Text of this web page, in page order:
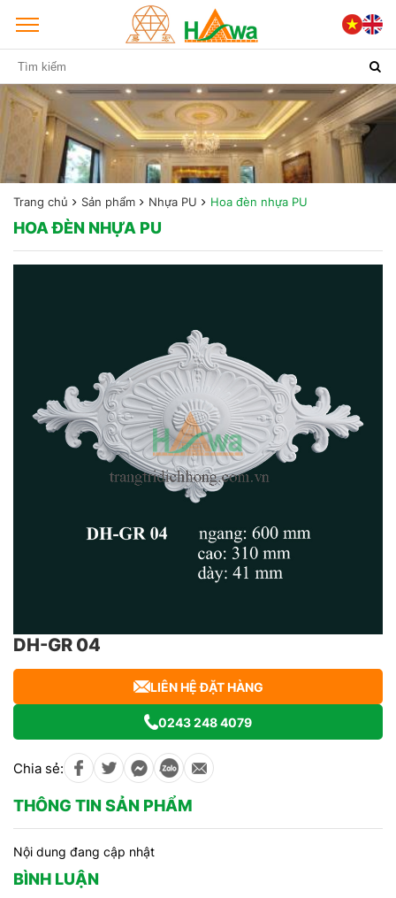
Trang chủ Sản phẩm Nhựa PU Hoa đèn nhựa PU
HOA ĐÈN NHỰA PU
DH-GR 04
LIÊN HỆ ĐẶT HÀNG
0243 248 4079
Chia sẻ:
THÔNG TIN SẢN PHẨM
Nội dung đang cập nhật
BÌNH LUẬN